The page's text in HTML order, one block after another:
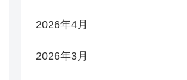
2026年4月
2026年3月